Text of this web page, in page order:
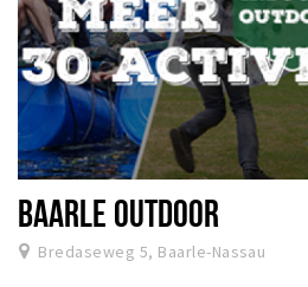
BAARLE OUTDOOR
Bredaseweg 5, Baarle-Nassau